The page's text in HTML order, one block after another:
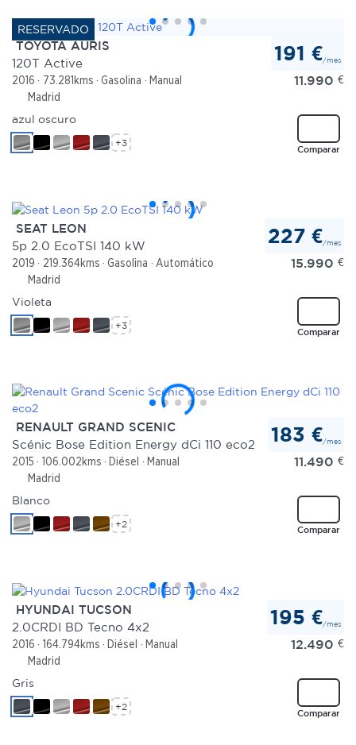
TOYOTA AURIS
120T Active
2016 73.281kms Gasolina
Manual
Madrid
191 €/mes
11.990 €
Comparar
azul oscuro
+3
SEAT LEON
5p 2.0 EcoTSI 140 kW
2019 219.364kms Gasolina
Automático
Madrid
227 €/mes
15.990 €
Comparar
Violeta
+3
RENAULT GRAND SCENIC
Scénic Bose Edition Energy dCi 110 eco2
2015 106.002kms Diésel
Manual
Madrid
183 €/mes
11.490 €
Comparar
Blanco
+2
HYUNDAI TUCSON
2.0CRDI BD Tecno 4x2
2016 164.794kms Diésel
Manual
Madrid
195 €/mes
12.490 €
Comparar
Gris
+2